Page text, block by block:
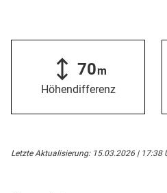
70m
Höhendifferenz
Letzte Aktualisierung: 15.03.2026 | 17:38